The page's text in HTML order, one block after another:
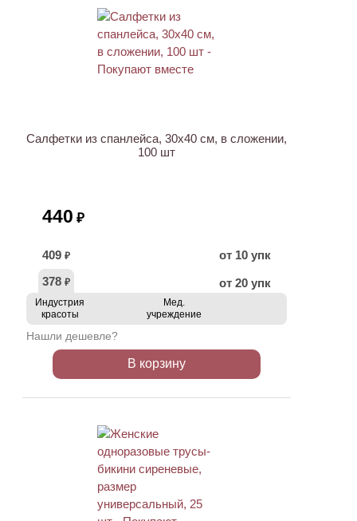
Салфетки из спанлейса, 30х40 см, в сложении,
100 шт
440 ₽
409 ₽
от 10 упк
378 ₽ от 20 упк
Индустрия
красоты
Мед.
учреждение
Нашли дешевле?
В корзину